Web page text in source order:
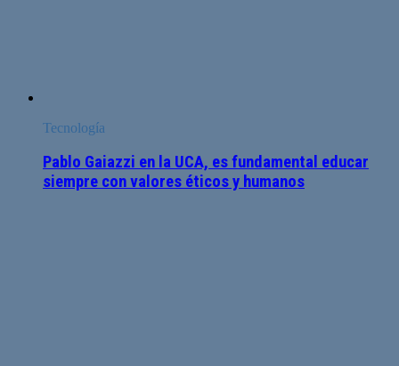
Tecnología
Pablo Gaiazzi en la UCA, es fundamental educar
siempre con valores éticos y humanos